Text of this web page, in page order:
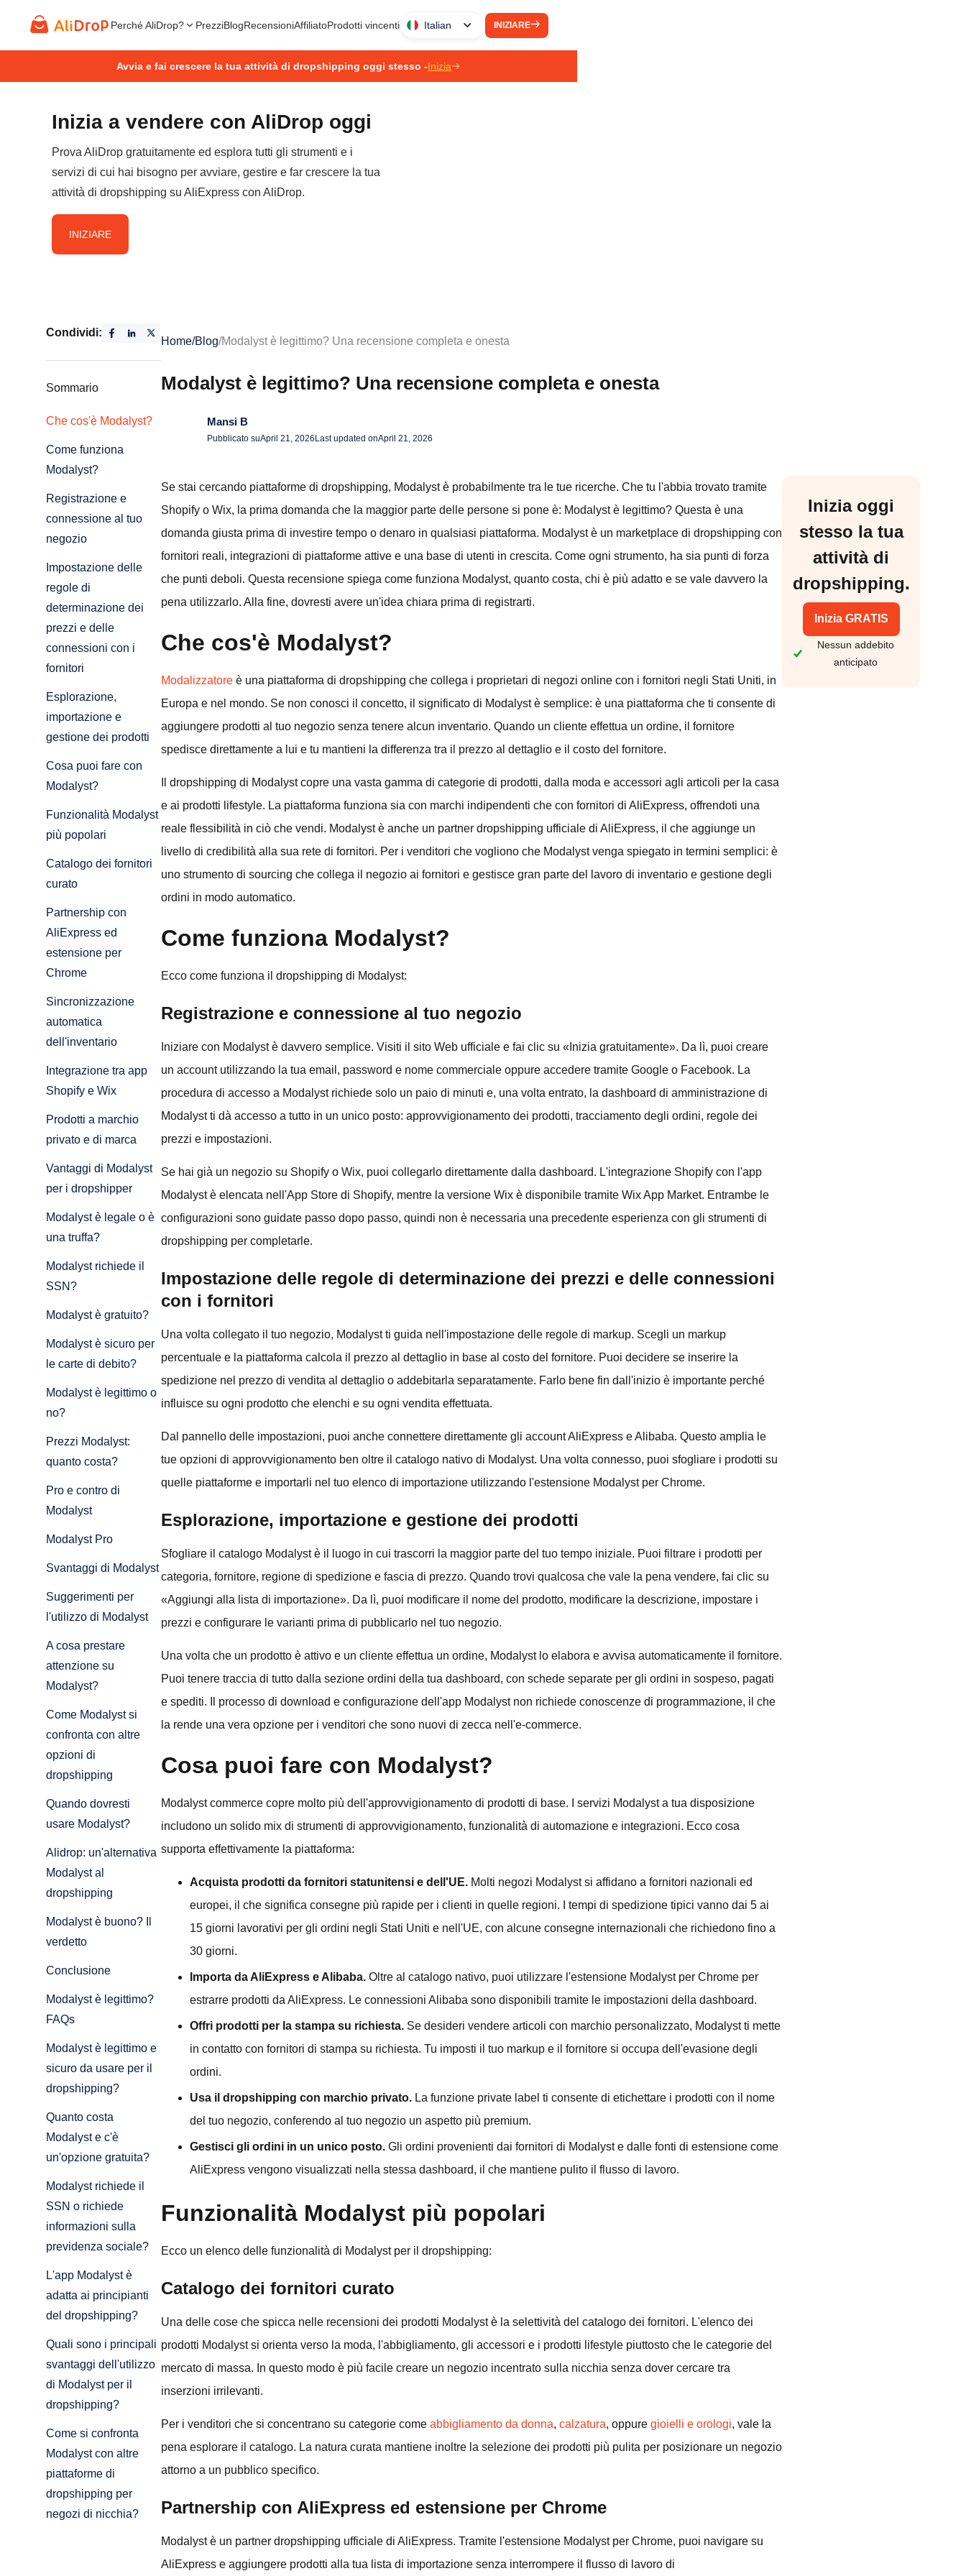
Perché AliDrop? PrezziBlogRecensioniAffiliatoProdotti vincenti Italian INIZIARE
Avvia e fai crescere la tua attività di dropshipping oggi stesso -Inizia
Inizia a vendere con AliDrop oggi
Prova AliDrop gratuitamente ed esplora tutti gli strumenti e i
servizi di cui hai bisogno per avviare, gestire e far crescere la tua
attività di dropshipping su AliExpress con AliDrop.
INIZIARE
Condividi:
Sommario
Che cos'è Modalyst?
Come funziona
Modalyst?
Registrazione e
connessione al tuo
negozio
Impostazione delle
regole di
determinazione dei
prezzi e delle
connessioni con i
fornitori
Esplorazione,
importazione e
gestione dei prodotti
Cosa puoi fare con
Modalyst?
Funzionalità Modalyst
più popolari
Catalogo dei fornitori
curato
Partnership con
AliExpress ed
estensione per
Chrome
Sincronizzazione
automatica
dell'inventario
Integrazione tra app
Shopify e Wix
Prodotti a marchio
privato e di marca
Vantaggi di Modalyst
per i dropshipper
Modalyst è legale o è
una truffa?
Modalyst richiede il
SSN?
Modalyst è gratuito?
Modalyst è sicuro per
le carte di debito?
Modalyst è legittimo o
no?
Prezzi Modalyst:
quanto costa?
Pro e contro di
Modalyst
Modalyst Pro
Svantaggi di Modalyst
Suggerimenti per
l'utilizzo di Modalyst
A cosa prestare
attenzione su
Modalyst?
Come Modalyst si
confronta con altre
opzioni di
dropshipping
Quando dovresti
usare Modalyst?
Alidrop: un'alternativa
Modalyst al
dropshipping
Modalyst è buono? Il
verdetto
Conclusione
Modalyst è legittimo?
FAQs
Modalyst è legittimo e
sicuro da usare per il
dropshipping?
Quanto costa
Modalyst e c'è
un'opzione gratuita?
Modalyst richiede il
SSN o richiede
informazioni sulla
previdenza sociale?
L'app Modalyst è
adatta ai principianti
del dropshipping?
Quali sono i principali
svantaggi dell'utilizzo
di Modalyst per il
dropshipping?
Come si confronta
Modalyst con altre
piattaforme di
dropshipping per
negozi di nicchia?
Home/Blog/Modalyst è legittimo? Una recensione completa e onesta
Modalyst è legittimo? Una recensione completa e onesta
Mansi B
Pubblicato suApril 21, 2026 Last updated onApril 21, 2026
Se stai cercando piattaforme di dropshipping, Modalyst è probabilmente tra le tue ricerche. Che tu l'abbia trovato tramite
Shopify o Wix, la prima domanda che la maggior parte delle persone si pone è: Modalyst è legittimo? Questa è una
domanda giusta prima di investire tempo o denaro in qualsiasi piattaforma. Modalyst è un marketplace di dropshipping con
fornitori reali, integrazioni di piattaforme attive e una base di utenti in crescita. Come ogni strumento, ha sia punti di forza
che punti deboli. Questa recensione spiega come funziona Modalyst, quanto costa, chi è più adatto e se vale davvero la
pena utilizzarlo. Alla fine, dovresti avere un'idea chiara prima di registrarti.
Che cos'è Modalyst?
Modalizzatore è una piattaforma di dropshipping che collega i proprietari di negozi online con i fornitori negli Stati Uniti, in
Europa e nel mondo. Se non conosci il concetto, il significato di Modalyst è semplice: è una piattaforma che ti consente di
aggiungere prodotti al tuo negozio senza tenere alcun inventario. Quando un cliente effettua un ordine, il fornitore
spedisce direttamente a lui e tu mantieni la differenza tra il prezzo al dettaglio e il costo del fornitore.
Il dropshipping di Modalyst copre una vasta gamma di categorie di prodotti, dalla moda e accessori agli articoli per la casa
e ai prodotti lifestyle. La piattaforma funziona sia con marchi indipendenti che con fornitori di AliExpress, offrendoti una
reale flessibilità in ciò che vendi. Modalyst è anche un partner dropshipping ufficiale di AliExpress, il che aggiunge un
livello di credibilità alla sua rete di fornitori. Per i venditori che vogliono che Modalyst venga spiegato in termini semplici: è
uno strumento di sourcing che collega il negozio ai fornitori e gestisce gran parte del lavoro di inventario e gestione degli
ordini in modo automatico.
Come funziona Modalyst?
Ecco come funziona il dropshipping di Modalyst:
Registrazione e connessione al tuo negozio
Iniziare con Modalyst è davvero semplice. Visiti il sito Web ufficiale e fai clic su «Inizia gratuitamente». Da lì, puoi creare
un account utilizzando la tua email, password e nome commerciale oppure accedere tramite Google o Facebook. La
procedura di accesso a Modalyst richiede solo un paio di minuti e, una volta entrato, la dashboard di amministrazione di
Modalyst ti dà accesso a tutto in un unico posto: approvvigionamento dei prodotti, tracciamento degli ordini, regole dei
prezzi e impostazioni.
Se hai già un negozio su Shopify o Wix, puoi collegarlo direttamente dalla dashboard. L'integrazione Shopify con l'app
Modalyst è elencata nell'App Store di Shopify, mentre la versione Wix è disponibile tramite Wix App Market. Entrambe le
configurazioni sono guidate passo dopo passo, quindi non è necessaria una precedente esperienza con gli strumenti di
dropshipping per completarle.
Impostazione delle regole di determinazione dei prezzi e delle connessioni
con i fornitori
Una volta collegato il tuo negozio, Modalyst ti guida nell'impostazione delle regole di markup. Scegli un markup
percentuale e la piattaforma calcola il prezzo al dettaglio in base al costo del fornitore. Puoi decidere se inserire la
spedizione nel prezzo di vendita al dettaglio o addebitarla separatamente. Farlo bene fin dall'inizio è importante perché
influisce su ogni prodotto che elenchi e su ogni vendita effettuata.
Dal pannello delle impostazioni, puoi anche connettere direttamente gli account AliExpress e Alibaba. Questo amplia le
tue opzioni di approvvigionamento ben oltre il catalogo nativo di Modalyst. Una volta connesso, puoi sfogliare i prodotti su
quelle piattaforme e importarli nel tuo elenco di importazione utilizzando l'estensione Modalyst per Chrome.
Esplorazione, importazione e gestione dei prodotti
Sfogliare il catalogo Modalyst è il luogo in cui trascorri la maggior parte del tuo tempo iniziale. Puoi filtrare i prodotti per
categoria, fornitore, regione di spedizione e fascia di prezzo. Quando trovi qualcosa che vale la pena vendere, fai clic su
«Aggiungi alla lista di importazione». Da lì, puoi modificare il nome del prodotto, modificare la descrizione, impostare i
prezzi e configurare le varianti prima di pubblicarlo nel tuo negozio.
Una volta che un prodotto è attivo e un cliente effettua un ordine, Modalyst lo elabora e avvisa automaticamente il fornitore.
Puoi tenere traccia di tutto dalla sezione ordini della tua dashboard, con schede separate per gli ordini in sospeso, pagati
e spediti. Il processo di download e configurazione dell'app Modalyst non richiede conoscenze di programmazione, il che
la rende una vera opzione per i venditori che sono nuovi di zecca nell'e-commerce.
Cosa puoi fare con Modalyst?
Modalyst commerce copre molto più dell'approvvigionamento di prodotti di base. I servizi Modalyst a tua disposizione
includono un solido mix di strumenti di approvvigionamento, funzionalità di automazione e integrazioni. Ecco cosa
supporta effettivamente la piattaforma:
Acquista prodotti da fornitori statunitensi e dell'UE. Molti negozi Modalyst si affidano a fornitori nazionali ed
europei, il che significa consegne più rapide per i clienti in quelle regioni. I tempi di spedizione tipici vanno dai 5 ai
15 giorni lavorativi per gli ordini negli Stati Uniti e nell'UE, con alcune consegne internazionali che richiedono fino a
30 giorni.
Importa da AliExpress e Alibaba. Oltre al catalogo nativo, puoi utilizzare l'estensione Modalyst per Chrome per
estrarre prodotti da AliExpress. Le connessioni Alibaba sono disponibili tramite le impostazioni della dashboard.
Offri prodotti per la stampa su richiesta. Se desideri vendere articoli con marchio personalizzato, Modalyst ti mette
in contatto con fornitori di stampa su richiesta. Tu imposti il tuo markup e il fornitore si occupa dell'evasione degli
ordini.
Usa il dropshipping con marchio privato. La funzione private label ti consente di etichettare i prodotti con il nome
del tuo negozio, conferendo al tuo negozio un aspetto più premium.
Gestisci gli ordini in un unico posto. Gli ordini provenienti dai fornitori di Modalyst e dalle fonti di estensione come
AliExpress vengono visualizzati nella stessa dashboard, il che mantiene pulito il flusso di lavoro.
Funzionalità Modalyst più popolari
Ecco un elenco delle funzionalità di Modalyst per il dropshipping:
Catalogo dei fornitori curato
Una delle cose che spicca nelle recensioni dei prodotti Modalyst è la selettività del catalogo dei fornitori. L'elenco dei
prodotti Modalyst si orienta verso la moda, l'abbigliamento, gli accessori e i prodotti lifestyle piuttosto che le categorie del
mercato di massa. In questo modo è più facile creare un negozio incentrato sulla nicchia senza dover cercare tra
inserzioni irrilevanti.
Per i venditori che si concentrano su categorie come abbigliamento da donna, calzatura, oppure gioielli e orologi, vale la
pena esplorare il catalogo. La natura curata mantiene inoltre la selezione dei prodotti più pulita per posizionare un negozio
attorno a un pubblico specifico.
Partnership con AliExpress ed estensione per Chrome
Modalyst è un partner dropshipping ufficiale di AliExpress. Tramite l'estensione Modalyst per Chrome, puoi navigare su
AliExpress e aggiungere prodotti alla tua lista di importazione senza interrompere il flusso di lavoro di
Inizia oggi
stesso la tua
attività di
dropshipping.
Inizia GRATIS
Nessun addebito
anticipato